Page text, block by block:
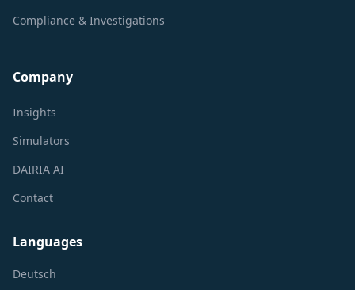
Compliance & Investigations
Company
Insights
Simulators
DAIRIA AI
Contact
Languages
Deutsch